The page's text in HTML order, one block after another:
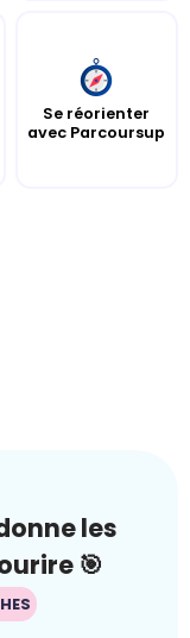
Se réorienter
avec Parcoursup
les
🎯